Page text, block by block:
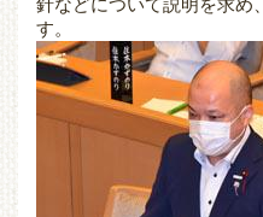
針などについて説明を求め
す。